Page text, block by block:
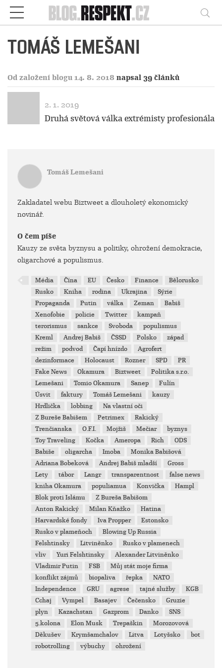
Respekt
TOMÁŠ LEMEŠANI
Od založení blogu 14. 8. 2018 napsal 39 článků
2. 1. 2019
Druhá světová válka extrémisty profesionála
Tomáš Lemešani
Zakladatel webu Biztweet a dlouholetý ekonomický
novinář.
O čem píše
Kauzy ze světa byznysu a politiky, ohrožení demokracie,
oligarchové a populismus.
Média Čína EU Česko Finance
Bělorusko
Rusko
Kniha rodina Ukrajina
Sýrie
Propaganda
Putin válka Zeman
Babiš
Xenofobie
policie Twitter
kampaň
terorismus
sankce Svoboda
populismus
Kreml
Andrej Babiš ČSSD Polsko
západ
režim
podvod Čapí hnízdo
Agrofert
dezinformace
Holocaust Rozner SPD
PR
Fake News
Okamura Biztweet
Politika s.r.o.
Lemešani
Tomio Okamura Sanep
Fulín
Úsvit
faktury Tomáš Lemešani
kauzy
Hrdlička
lobbing
Na vlastní oči
Z Bureše Babišem
Petrimex
Rakický
Trenčianska
O.F.I. Mojžiš Mečiar
byznys
Toy Traveling
Kočka Ameropa Rich
ODS
Babiše
oligarcha Imoba
Monika Babišová
Adriana Bobeková
Andrej Babiš mladší
Gross
Lety
tábor Langr transparentnost
false news
kniha Okamura
populiamua Konvička
Hampl
Blok proti Islámu
Z Bureša Babišom
Anton Rakický
Milan Kňažko
Hatina
Harvardské fondy
Iva Propper
Estonsko
Rusko v plameňoch
Blowing Up Russia
Felshtinsky
Litviněnko
Rusko v plamenech
vliv
Yuri Felshtinsky
Alexander Litviněnko
Vladimir Putin
FSB
Můj stát moje firma
konflikt zájmů
biopaliva řepka
NATO
Independence
GRU agrese tajné služby
KGB
Cchaj
Vympel Basajev Čečensko
Gruzie
plyn
Kazachstan Gazprom Danko
SNS
5.kolona
Elon Musk Trepaškin
Morozovová
Děkušev
Krymšamchalov Litva Lotyšsko
bot
robotrolling
výbuchy ohrožení